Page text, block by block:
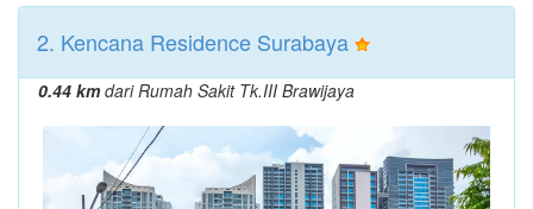
2. Kencana Residence Surabaya
0.44 kmdari Rumah Sakit Tk.III Brawijaya